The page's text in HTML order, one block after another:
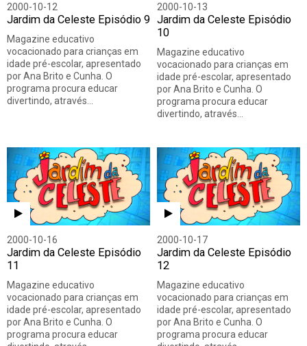
2000-10-12
Jardim da Celeste Episódio 9
Magazine educativo
vocacionado para crianças em
idade pré-escolar, apresentado
por Ana Brito e Cunha. O
programa procura educar
divertindo, através…
2000-10-13
Jardim da Celeste Episódio
10
Magazine educativo
vocacionado para crianças em
idade pré-escolar, apresentado
por Ana Brito e Cunha. O
programa procura educar
divertindo, através…
2000-10-16
Jardim da Celeste Episódio
11
Magazine educativo
vocacionado para crianças em
idade pré-escolar, apresentado
por Ana Brito e Cunha. O
programa procura educar
2000-10-17
Jardim da Celeste Episódio
12
Magazine educativo
vocacionado para crianças em
idade pré-escolar, apresentado
por Ana Brito e Cunha. O
programa procura educar